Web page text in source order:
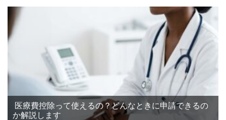
医療費控除って使えるの？どんなときに申請できるの
か解説します